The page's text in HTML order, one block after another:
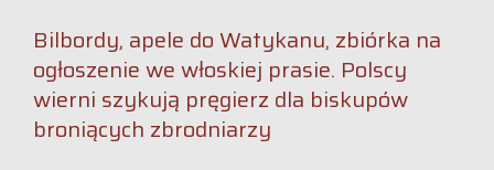
Bilbordy, apele do Watykanu, zbiórka na
ogłoszenie we włoskiej prasie. Polscy
wierni szykują pręgierz dla biskupów
broniących zbrodniarzy